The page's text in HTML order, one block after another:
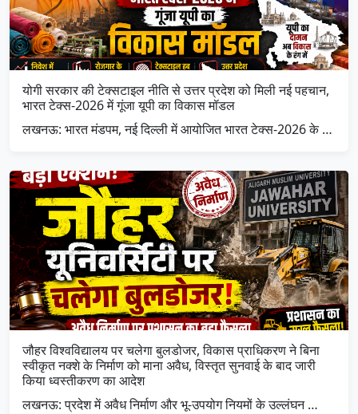
योगी सरकार की टेक्सटाइल नीति से उत्तर प्रदेश को मिली नई पहचान,
भारत टेक्स-2026 में गूंजा यूपी का विकास मॉडल
लखनऊ: भारत मंडपम, नई दिल्ली में आयोजित भारत टेक्स-2026 के …
जौहर विश्वविद्यालय पर चलेगा बुलडोजर, विकास प्राधिकरण ने बिना
स्वीकृत नक्शे के निर्माण को माना अवैध, विस्तृत सुनवाई के बाद जारी
किया ध्वस्तीकरण का आदेश
लखनऊ: प्रदेश में अवैध निर्माण और भू-उपयोग नियमों के उल्लंघन …